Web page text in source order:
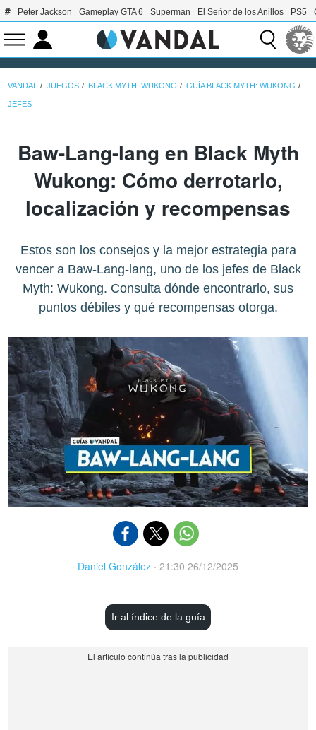
Peter Jackson Gameplay GTA 6 Superman El Señor de los Anillos PS5
VANDAL JUEGOS BLACK MYTH: WUKONG GUÍA BLACK MYTH: WUKONG
JEFES
Baw-Lang-lang en Black Myth
Wukong: Cómo derrotarlo,
localización y recompensas
Estos son los consejos y la mejor estrategia para
vencer a Baw-Lang-lang, uno de los jefes de Black
Myth: Wukong. Consulta dónde encontrarlo, sus
puntos débiles y qué recompensas otorga.
Daniel González · 21:30 26/12/2025
Ir al índice de la guía